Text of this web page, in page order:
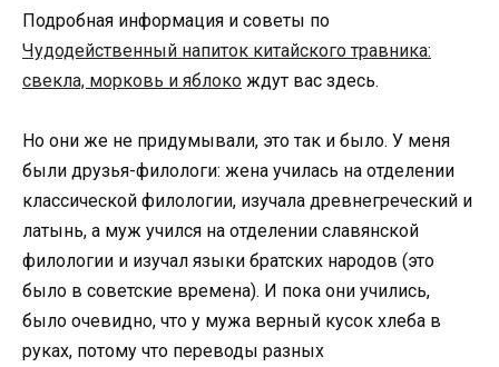
Подробная информация и советы по
Чудодейственный напиток китайского травника:
свекла, морковь и яблоко ждут вас здесь.
Но они же не придумывали, это так и было. У меня
были друзья-филологи: жена училась на отделении
классической филологии, изучала древнегреческий и
латынь, а муж учился на отделении славянской
филологии и изучал языки братских народов (это
было в советские времена). И пока они учились,
было очевидно, что у мужа верный кусок хлеба в
руках, потому что переводы разных